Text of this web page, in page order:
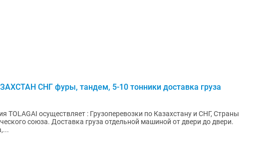
СНГ фуры, тандем, 5-10 тонники доставка груза
TOLAGAI осуществляет : Грузоперевозки по Казахстану и СНГ, Страны
союза. Доставка груза отдельной машиной от двери до двери.